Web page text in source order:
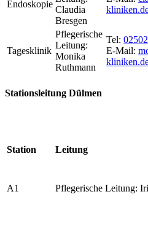
Endoskopie
Claudia
Bresgen
Tagesklinik
Pflegerische
Leitung:
Monika
Ruthmann
Tel:
E-Mail:
Stationsleitung Dülmen
Station Leitung
A1 Pflegerische Leitung: